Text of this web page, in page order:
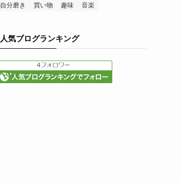
自分磨き
買い物 趣味 音楽
人気ブログランキング